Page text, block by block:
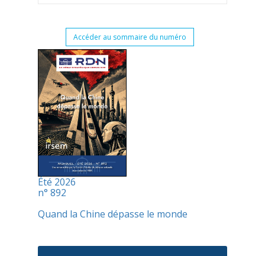
Accéder au sommaire du numéro
Été 2026
n° 892
Quand la Chine dépasse le monde